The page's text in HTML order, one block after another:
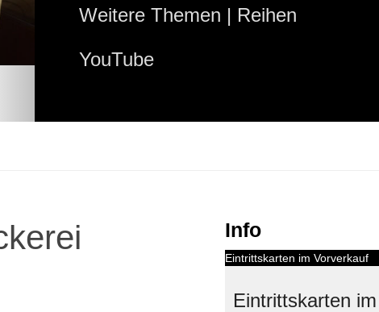
Weitere Themen | Reihen
YouTube
Info
Eintrittskarten im Vorverkauf
Eintrittskarten